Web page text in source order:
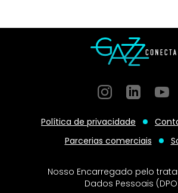
InstagramGitHub
Política de privacidade
Parcerias comerciais
Nosso Encarregado pelo
Dados Pessoais